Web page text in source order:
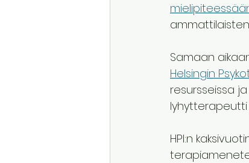
Samaan
Helsingin
resursseissa
HPI:n